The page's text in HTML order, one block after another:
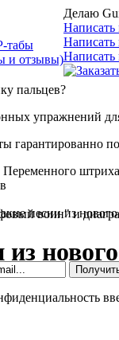
табы
и отзывы)
Делаю
Написать
Написать
Написать
песни из
пальцев?
упражнений
воин" и